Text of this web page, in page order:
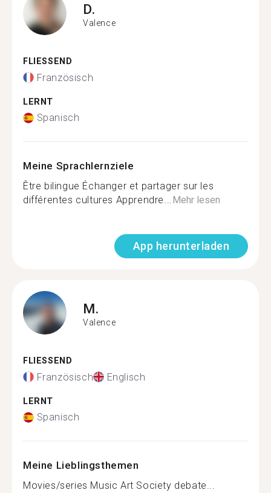
D.
Valence
FLIESSEND
Französisch
LERNT
Spanisch
Meine Sprachlernziele
Être bilingue Échanger et partager sur les
différentes cultures Apprendre...Mehr lesen
App herunterladen
M.
Valence
FLIESSEND
Französisch Englisch
LERNT
Spanisch
Meine Lieblingsthemen
Movies/series Music Art Society debate...